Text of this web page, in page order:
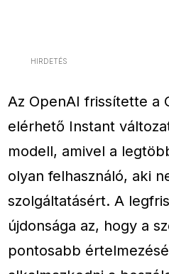
HIRDETÉS
Az OpenAI frissítette a
elérhető Instant
modell, amivel a
olyan felhasználó, aki
szolgáltatásért. A
újdonsága az, hogy a
pontosabb